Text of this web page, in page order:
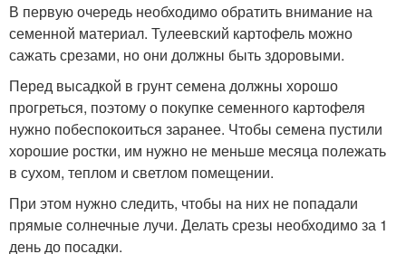
В первую очередь необходимо обратить внимание на
семенной материал. Тулеевский картофель можно
сажать срезами, но они должны быть здоровыми.
Перед высадкой в грунт семена должны хорошо
прогреться, поэтому о покупке семенного картофеля
нужно побеспокоиться заранее. Чтобы семена пустили
хорошие ростки, им нужно не меньше месяца полежать
в сухом, теплом и светлом помещении.
При этом нужно следить, чтобы на них не попадали
прямые солнечные лучи. Делать срезы необходимо за 1
день до посадки.